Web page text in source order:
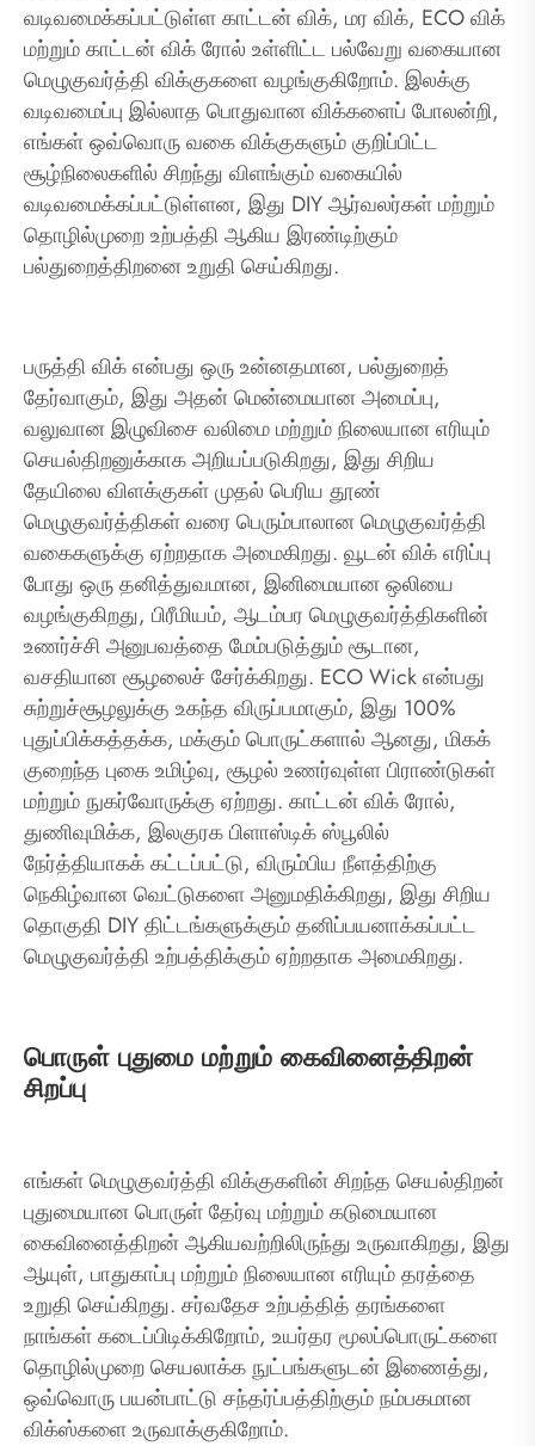
வடிவமைக்கப்பட்டுள்ள காட்டன் விக், மர விக், ECO விக்
மற்றும் காட்டன் விக் ரோல் உள்ளிட்ட பல்வேறு வகையான
மெழுகுவர்த்தி விக்குகளை வழங்குகிறோம். இலக்கு
வடிவமைப்பு இல்லாத பொதுவான விக்களைப் போலன்றி,
எங்கள் ஒவ்வொரு வகை விக்குகளும் குறிப்பிட்ட
சூழ்நிலைகளில் சிறந்து விளங்கும் வகையில்
வடிவமைக்கப்பட்டுள்ளன, இது DIY ஆர்வலர்கள் மற்றும்
தொழில்முறை உற்பத்தி ஆகிய இரண்டிற்கும்
பல்துறைத்திறனை உறுதி செய்கிறது.
பருத்தி விக் என்பது ஒரு உன்னதமான, பல்துறைத்
தேர்வாகும், இது அதன் மென்மையான அமைப்பு,
வலுவான இழுவிசை வலிமை மற்றும் நிலையான எரியும்
செயல்திறனுக்காக அறியப்படுகிறது, இது சிறிய
தேயிலை விளக்குகள் முதல் பெரிய தூண்
மெழுகுவர்த்திகள் வரை பெரும்பாலான மெழுகுவர்த்தி
வகைகளுக்கு ஏற்றதாக அமைகிறது. வூடன் விக் எரிப்பு
போது ஒரு தனித்துவமான, இனிமையான ஒலியை
வழங்குகிறது, பிரீமியம், ஆடம்பர மெழுகுவர்த்திகளின்
உணர்ச்சி அனுபவத்தை மேம்படுத்தும் சூடான,
வசதியான சூழலைச் சேர்க்கிறது. ECO Wick என்பது
சுற்றுச்சூழலுக்கு உகந்த விருப்பமாகும், இது 100%
புதுப்பிக்கத்தக்க, மக்கும் பொருட்களால் ஆனது, மிகக்
குறைந்த புகை உமிழ்வு, சூழல் உணர்வுள்ள பிராண்டுகள்
மற்றும் நுகர்வோருக்கு ஏற்றது. காட்டன் விக் ரோல்,
துணிவுமிக்க, இலகுரக பிளாஸ்டிக் ஸ்பூலில்
நேர்த்தியாகக் கட்டப்பட்டு, விரும்பிய நீளத்திற்கு
நெகிழ்வான வெட்டுகளை அனுமதிக்கிறது, இது சிறிய
தொகுதி DIY திட்டங்களுக்கும் தனிப்பயனாக்கப்பட்ட
மெழுகுவர்த்தி உற்பத்திக்கும் ஏற்றதாக அமைகிறது.
பொருள் புதுமை மற்றும் கைவினைத்திறன்
சிறப்பு
எங்கள் மெழுகுவர்த்தி விக்குகளின் சிறந்த செயல்திறன்
புதுமையான பொருள் தேர்வு மற்றும் கடுமையான
கைவினைத்திறன் ஆகியவற்றிலிருந்து உருவாகிறது, இது
ஆயுள், பாதுகாப்பு மற்றும் நிலையான எரியும் தரத்தை
உறுதி செய்கிறது. சர்வதேச உற்பத்தித் தரங்களை
நாங்கள் கடைப்பிடிக்கிறோம், உயர்தர மூலப்பொருட்களை
தொழில்முறை செயலாக்க நுட்பங்களுடன் இணைத்து,
ஒவ்வொரு பயன்பாட்டு சந்தர்ப்பத்திற்கும் நம்பகமான
விக்ஸ்களை உருவாக்குகிறோம்.